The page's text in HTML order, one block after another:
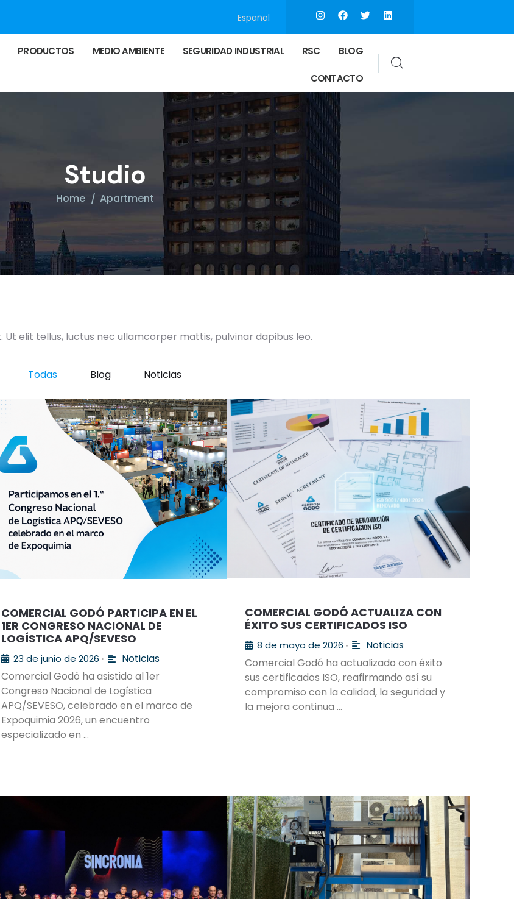
Español
PRODUCTOS MEDIO AMBIENTE SEGURIDAD INDUSTRIAL RSC BLOG
CONTACTO
Studio
Home Apartment
elit tellus, luctus nec ullamcorper mattis, pulvinar dapibus leo.
Todas Blog Noticias
COMERCIAL GODÓ PARTICIPA EN EL
1ER CONGRESO NACIONAL DE
LOGÍSTICA APQ/SEVESO
23 de junio de 2026 •
Noticias
Comercial Godó ha asistido al 1er
Congreso Nacional de Logística
APQ/SEVESO, celebrado en el marco de
Expoquimia 2026, un encuentro
especializado en …
COMERCIAL GODÓ ACTUALIZA CON
ÉXITO SUS CERTIFICADOS ISO
8 de mayo de 2026 •
Noticias
Comercial Godó ha actualizado con éxito
sus certificados ISO, reafirmando así su
compromiso con la calidad, la seguridad y
la mejora continua …